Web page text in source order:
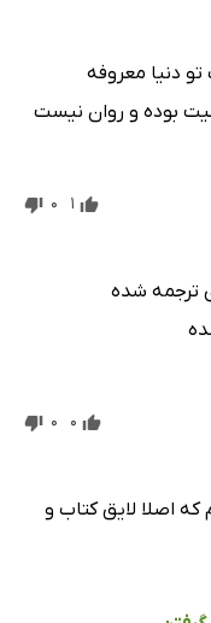
دنیا معروفه
بوده و روان نیست
1
0
ترجمه شده
0
0
اصلا لایق کتاب و